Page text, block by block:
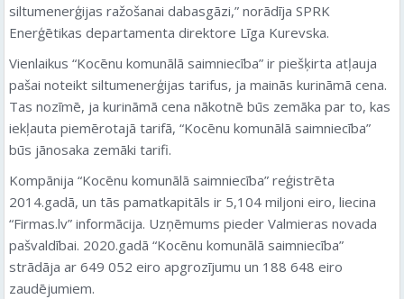
siltumenerģijas ražošanai dabasgāzi,” norādīja SPRK
Enerģētikas departamenta direktore Līga Kurevska.
Vienlaikus “Kocēnu komunālā saimniecība” ir piešķirta atļauja
pašai noteikt siltumenerģijas tarifus, ja mainās kurināmā cena.
Tas nozīmē, ja kurināmā cena nākotnē būs zemāka par to, kas
iekļauta piemērotajā tarifā, “Kocēnu komunālā saimniecība”
būs jānosaka zemāki tarifi.
Kompānija “Kocēnu komunālā saimniecība” reģistrēta
2014.gadā, un tās pamatkapitāls ir 5,104 miljoni eiro, liecina
“Firmas.lv” informācija. Uzņēmums pieder Valmieras novada
pašvaldībai. 2020.gadā “Kocēnu komunālā saimniecība”
strādāja ar 649 052 eiro apgrozījumu un 188 648 eiro
zaudējumiem.